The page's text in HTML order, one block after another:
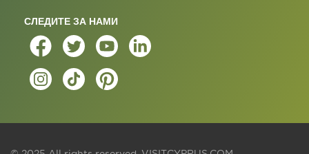
СЛЕДИТЕ ЗА НАМИ